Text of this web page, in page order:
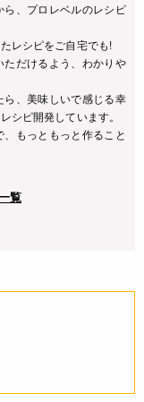
、プロレベルのレシピ
レシピをご自宅でも!
だけるよう、わかりや
、美味しいで感じる幸
シピ開発しています。
もっともっと作ること
覧